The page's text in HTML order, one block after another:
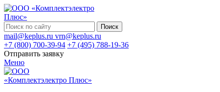
Поиск
mail@keplus.ru vrn@keplus.ru
+7 (800) 700-39-94 +7 (495) 788-19-36
Отправить заявку
Меню